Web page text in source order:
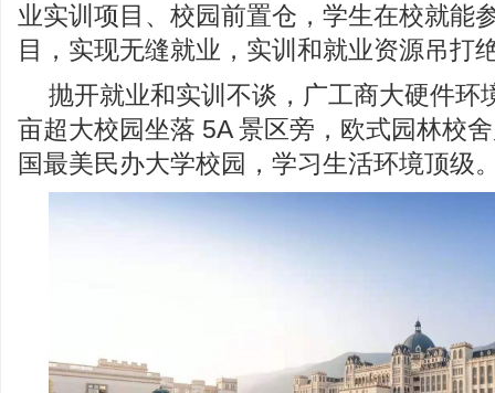
业实训项目、校园前置仓，学生在校就能
目，实现无缝就业，实训和就业资源吊打
抛开就业和实训不谈，广工商大硬件环
亩超大校园坐落 5A 景区旁，欧式园林校
国最美民办大学校园，学习生活环境顶级